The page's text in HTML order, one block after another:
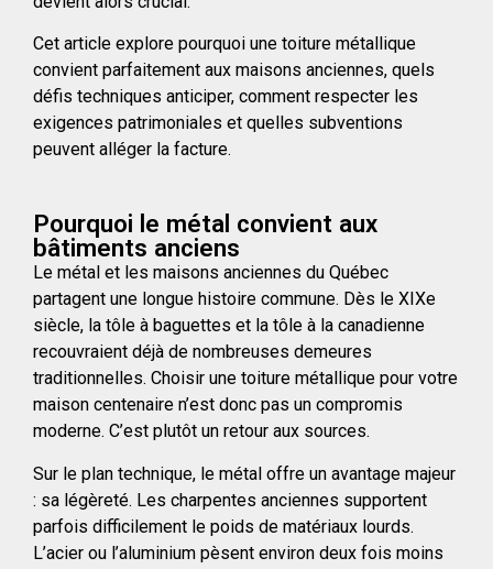
Cet article explore pourquoi une toiture métallique
convient parfaitement aux maisons anciennes, quels
défis techniques anticiper, comment respecter les
exigences patrimoniales et quelles subventions
peuvent alléger la facture.
Pourquoi le métal convient aux
bâtiments anciens
Le métal et les maisons anciennes du Québec
partagent une longue histoire commune. Dès le XIXe
siècle, la tôle à baguettes et la tôle à la canadienne
recouvraient déjà de nombreuses demeures
traditionnelles. Choisir une toiture métallique pour votre
maison centenaire n’est donc pas un compromis
moderne. C’est plutôt un retour aux sources.
Sur le plan technique, le métal offre un avantage majeur
: sa légèreté. Les charpentes anciennes supportent
parfois difficilement le poids de matériaux lourds.
L’acier ou l’aluminium pèsent environ deux fois moins